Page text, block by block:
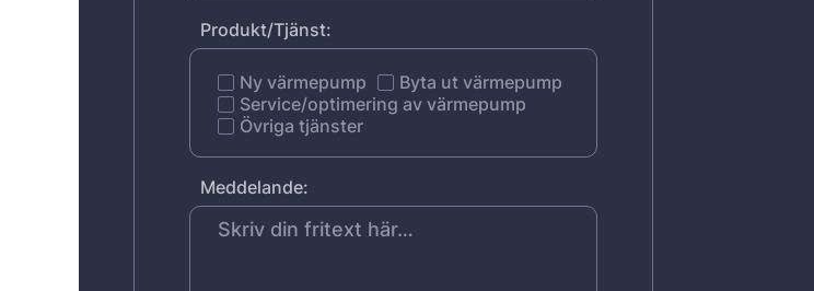
Produkt/Tjänst:
Ny värmepump
Byta ut värmepump
Service/optimering av värmepump
Övriga tjänster
Meddelande: